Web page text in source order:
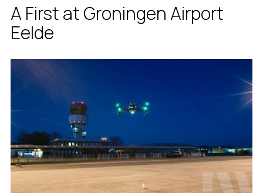
A First at Groningen Airport
Eelde